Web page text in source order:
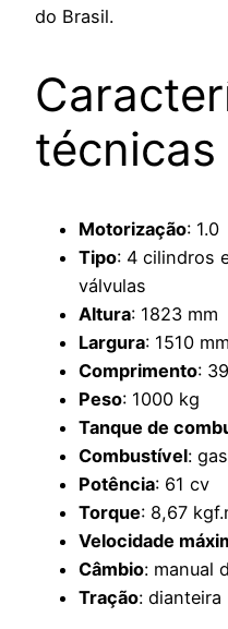
do Brasil.
técnicas
Motorização: 1.0
Tipo: 4 cilindros
válvulas
Altura: 1823 mm
Largura: 1510 mm
Comprimento:
Peso: 1000 kg
Tanque de
Combustível:
Potência: 61 cv
Torque: 8,67
Velocidade
Câmbio: manual
Tração: dianteira